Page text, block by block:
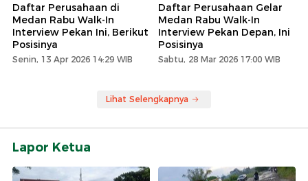
Daftar Perusahaan di
Medan Rabu Walk-In
Interview Pekan Ini, Berikut
Posisinya
Senin, 13 Apr 2026 14:29 WIB
Daftar Perusahaan Gelar
Medan Rabu Walk-In
Interview Pekan Depan, Ini
Posisinya
Sabtu, 28 Mar 2026 17:00 WIB
Lihat Selengkapnya
Lapor Ketua